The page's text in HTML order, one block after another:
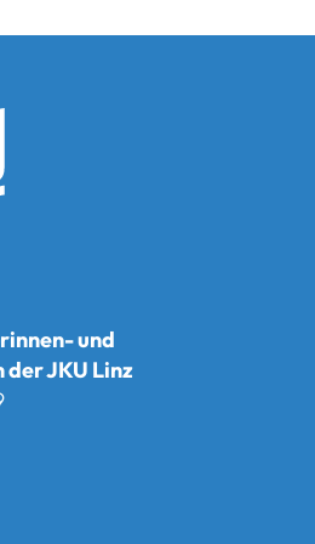
und
der JKU Linz